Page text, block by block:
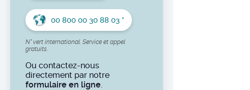
00 800 00 30 88 03 *
N° vert international. Service et appel
gratuits.
Ou contactez-nous
directement par notre
formulaire en ligne.